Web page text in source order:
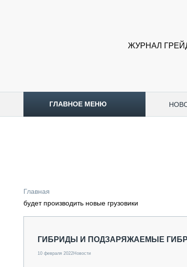
ЖУРНАЛ
ГЛАВНОЕ МЕНЮ
ОБЗОР РЫНКА
ГРУЗОПЕРЕВОЗКИ
Главная
будет производить новые грузовики
ГИБРИДЫ И ПОДЗАРЯЖАЕМЫЕ
10 февраля 2022Новости